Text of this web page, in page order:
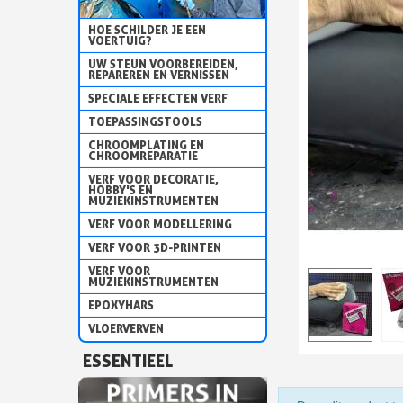
HOE SCHILDER JE EEN
VOERTUIG?
UW STEUN VOORBEREIDEN,
REPAREREN EN VERNISSEN
SPECIALE EFFECTEN VERF
TOEPASSINGSTOOLS
CHROOMPLATING EN
CHROOMREPARATIE
VERF VOOR DECORATIE,
HOBBY'S EN
MUZIEKINSTRUMENTEN
VERF VOOR MODELLERING
VERF VOOR 3D-PRINTEN
VERF VOOR
MUZIEKINSTRUMENTEN
EPOXYHARS
VLOERVERVEN
ESSENTIEEL